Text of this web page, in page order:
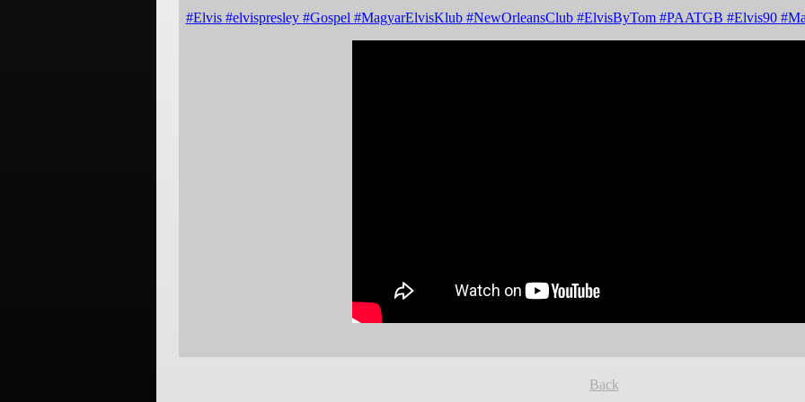
#Elvis #elvispresley #Gospel #MagyarElvisKlub #NewOrleansClub #ElvisByTom #PAATGB #Elvis90
Back